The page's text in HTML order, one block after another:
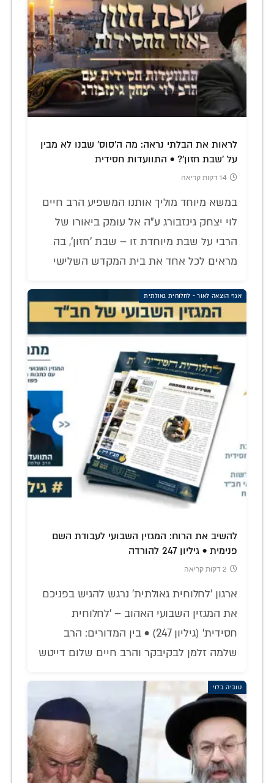
לראות את הבלתי נראה: מה ה'סוס' שבנו לא מבין
על 'שבת חזון'? • התוועדות חסידית
14 דקות קריאה
במשא מיוחד מוליך אותנו המשפיע הרב חיים
לוי יצחק גינזבורג ע"ה אל עומק ביאורו של
הרבי על שבת מיוחדת זו – שבת 'חזון', בה
מראים לכל אחד את בית המקדש השלישי
אגף הוצאה לאור - לחלוחית גאולתית
להשיב את הרוח: המגזין השבועי לעבודת השם
פנימית • גיליון 247 להורדה
2 דקות קריאה
ארגון 'לחלוחית גאולתית' נרגש להגיש בפניכם
את המגזין השבועי האהוב – 'לחלוחית
חסידית' (גיליון 247) • בין המדורים: הרב
שלמה זלמן לבקיבקר והרב חיים שלום דייטש
טוביה בלוי